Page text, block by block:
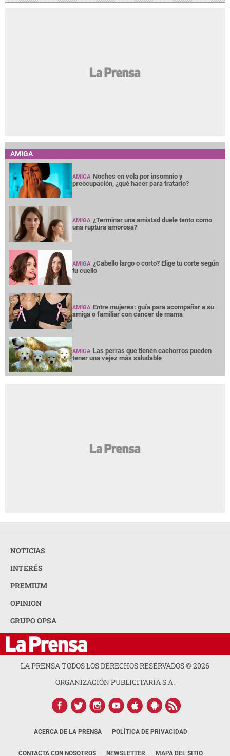
AMIGA
AMIGA Noches en vela por insomnio y
preocupación, ¿qué hacer para tratarlo?
AMIGA ¿Terminar una amistad duele tanto como
una ruptura amorosa?
AMIGA ¿Cabello largo o corto? Elige tu corte según
tu cuello
AMIGA Entre mujeres: guía para acompañar a su
amiga o familiar con cáncer de mama
AMIGA Las perras que tienen cachorros pueden
tener una vejez más saludable
NOTICIAS
INTERÉS
PREMIUM
OPINION
GRUPO OPSA
LA PRENSA TODOS LOS DERECHOS RESERVADOS ©2026
ORGANIZACIÓN PUBLICITARIA S.A.
ACERCA DE LA PRENSA POLÍTICA DE PRIVACIDAD
CONTACTA CON NOSOTROS NEWSLETTER MAPA DEL SITIO